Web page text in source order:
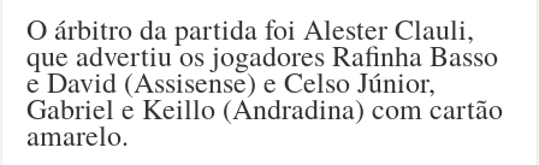
O árbitro da partida foi Alester Clauli,
que advertiu os jogadores Rafinha Basso
e David (Assisense) e Celso Júnior,
Gabriel e Keillo (Andradina) com cartão
amarelo.